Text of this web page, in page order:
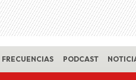
FRECUENCIAS PODCAST